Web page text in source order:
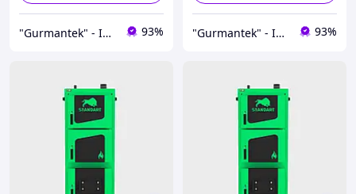
"Gurmantek" - Інтернет-магазин 93% "Gurmantek" - Інтернет-магазин 93%